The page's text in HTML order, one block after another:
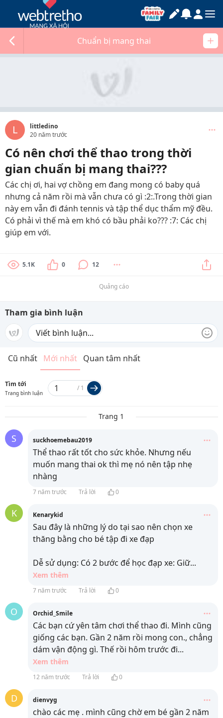
Chuẩn bị mang thai
L
littledino
20 năm trước
Có nên chơi thể thao trong thời
gian chuẩn bị mang thai???
Các chị ơi, hai vợ chồng em đang mong có baby quá
nhưng cả năm rồi mà vẫn chưa có gì :2:.Trong thời gian
này em vẫn đi đánh tennis và tập thể dục thẩm mỹ đều.
Có phải vì thế mà em khó có bầu phải ko??? :7: Các chị
giúp em với.
5.1K 0 12
Quảng cáo
Tham gia bình luận
Cũ nhất Mới nhất Quan tâm nhất
Tìm tới
Trang bình luận
/ 1
Trang 1
S suckhoemebau2019
Thể thao rất tốt cho sức khỏe. Nhưng nếu
muốn mang thai ok thì mẹ nó nên tập nhẹ
nhàng
7 năm trước Trả lời 0
K Kenarykid
Sau đây là những lý do tại sao nên chọn xe
thăng bằng cho bé tập đi xe đạp
Dễ sử dụng: Có 2 bước để học đạp xe: Giữ...
Xem thêm
7 năm trước Trả lời 0
O Orchid_Smile
Các bạn cứ yên tâm chơi thể thao đi. Mình cũng
giống các bạn. Gần 2 năm rồi mong con., chẳng
dám vận động gì. Thế rồi hôm trước đi...
Xem thêm
12 năm trước Trả lời 0
D dienvyg
chào các mẹ . mình cũng chờ em bé gần 2 năm